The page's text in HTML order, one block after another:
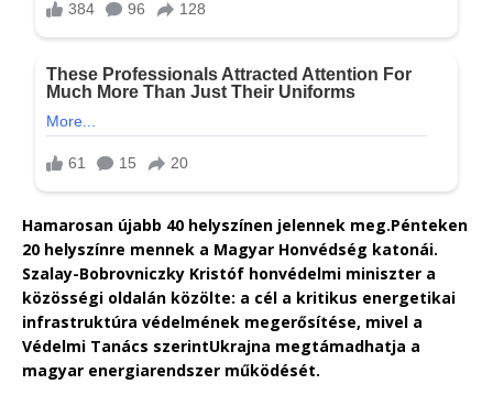
Hamarosan újabb 40 helyszínen jelennek meg.Pénteken
20 helyszínre mennek a Magyar Honvédség katonái.
Szalay-Bobrovniczky Kristóf honvédelmi miniszter a
közösségi oldalán közölte: a cél a kritikus energetikai
infrastruktúra védelmének megerősítése, mivel a
Védelmi Tanács szerintUkrajna megtámadhatja a
magyar energiarendszer működését.